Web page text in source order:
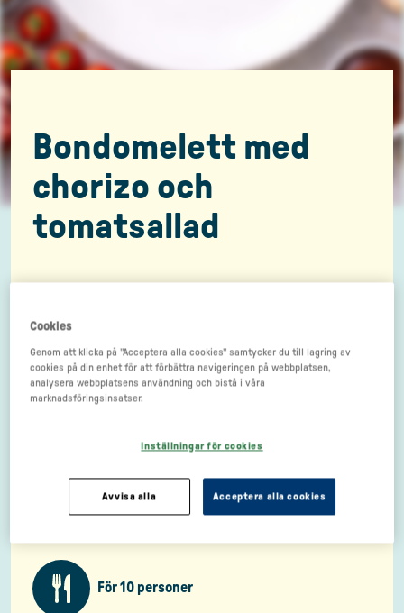
Bondomelett med
chorizo och
tomatsallad
För 10 personer
Cookies
Genom att klicka på "Acceptera alla cookies" samtycker du till lagring av
cookies på din enhet för att förbättra navigeringen på webbplatsen,
analysera webbplatsens användning och bistå i våra
marknadsföringsinsatser.
Inställningar för cookies
Avvisa alla Acceptera alla cookies